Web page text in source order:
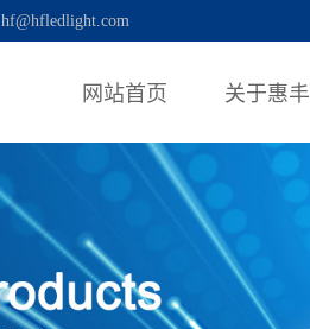
hf@hfledlight.com
网站首页 关于惠丰